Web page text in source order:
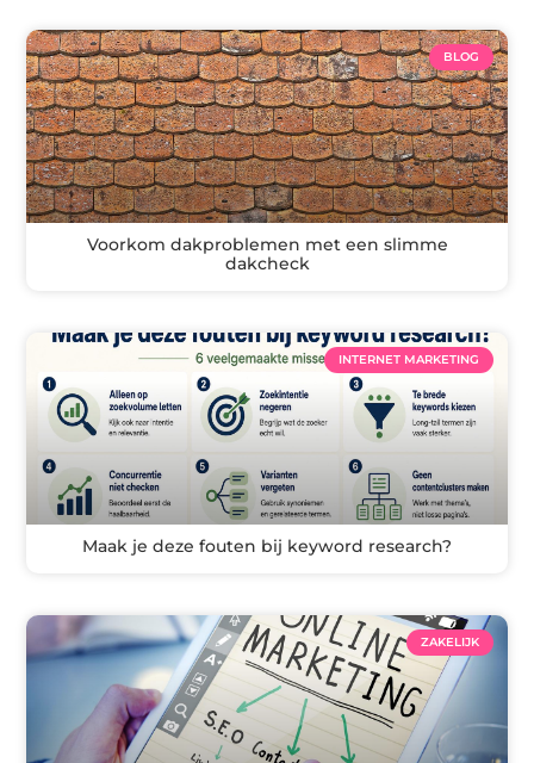
BLOG
Voorkom dakproblemen met een slimme
dakcheck
INTERNET MARKETING
Maak je deze fouten bij keyword research?
ZAKELIJK